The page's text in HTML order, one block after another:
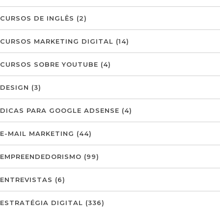
CURSOS DE INGLÊS (2)
CURSOS MARKETING DIGITAL (14)
CURSOS SOBRE YOUTUBE (4)
DESIGN (3)
DICAS PARA GOOGLE ADSENSE (4)
E-MAIL MARKETING (44)
EMPREENDEDORISMO (99)
ENTREVISTAS (6)
ESTRATÉGIA DIGITAL (336)